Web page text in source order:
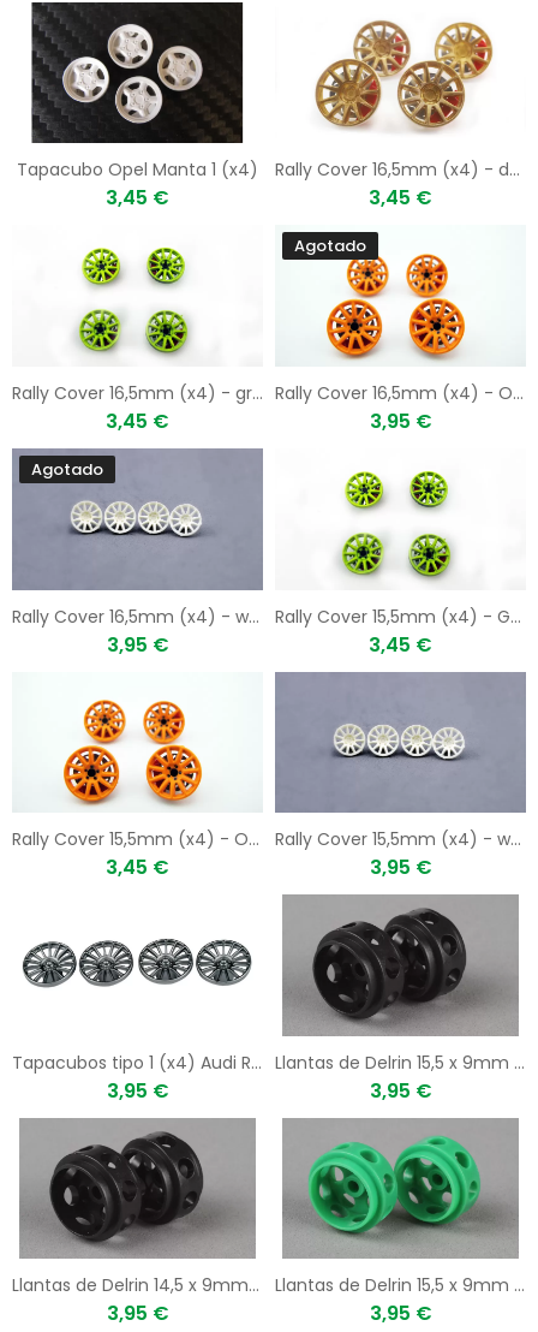
Tapacubo Opel Manta 1 (x4)
3,45 €
Rally Cover 16,5mm (x4) - dorado
3,45 €
Rally Cover 16,5mm (x4) - green
3,45 €
Agotado
Rally Cover 16,5mm (x4) - Orange
3,95 €
Agotado
Rally Cover 16,5mm (x4) - white
3,95 €
Rally Cover 15,5mm (x4) - Green
3,45 €
Rally Cover 15,5mm (x4) - Orange
3,45 €
Rally Cover 15,5mm (x4) - white
3,95 €
Tapacubos tipo 1 (x4) Audi R10
3,95 €
Llantas de Delrin 15,5 x 9mm (x2) NEGRO
3,95 €
Llantas de Delrin 14,5 x 9mm (x2) NEGRO
3,95 €
Llantas de Delrin 15,5 x 9mm (x2) VERDE
3,95 €